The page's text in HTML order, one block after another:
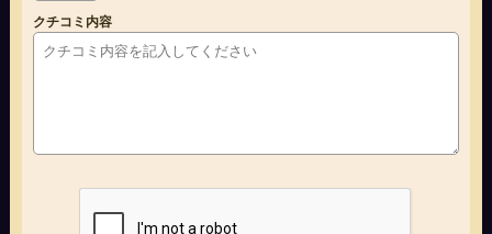
クチコミ内容